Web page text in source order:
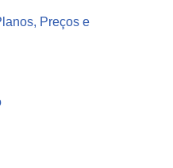
Preços e